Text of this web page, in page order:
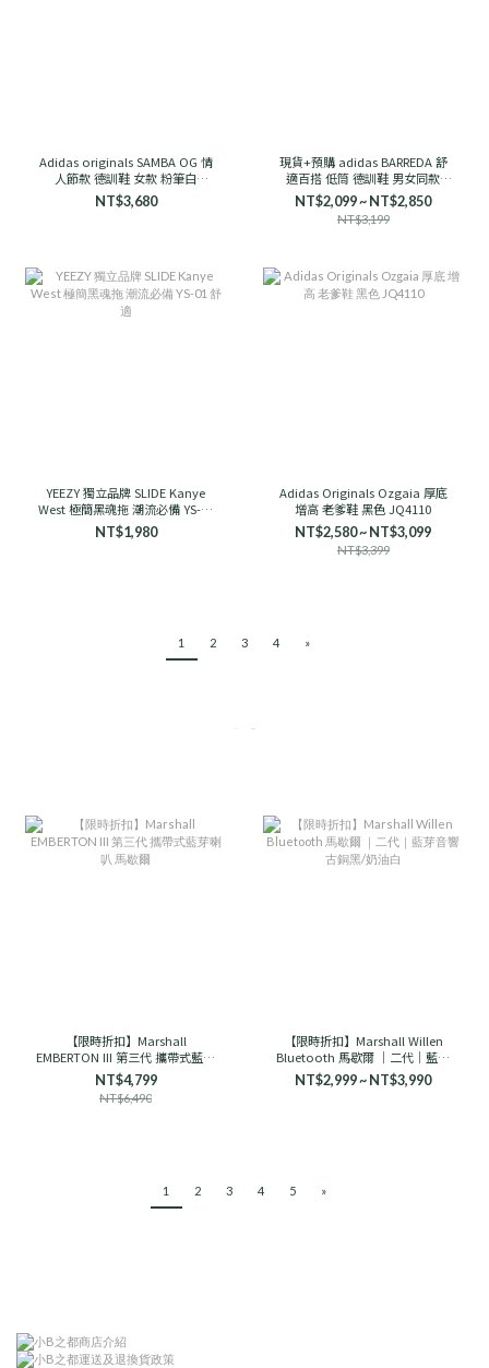
Adidas originals SAMBA OG 情
人節款 德訓鞋 女款 粉筆白
HP3658
NT$3,680
現貨+預購 adidas BARREDA 舒
適百搭 低筒 德訓鞋 男女同款
KH6999 深灰色
NT$2,099 ~ NT$2,850
NT$3,199
YEEZY 獨立品牌 SLIDE Kanye
West 極簡黑魂拖 潮流必備 YS-01
舒適
NT$1,980
Adidas Originals Ozgaia 厚底
增高 老爹鞋 黑色 JQ4110
NT$2,580 ~ NT$3,099
NT$3,399
1 2 3 4 »
【限時折扣】Marshall
EMBERTON III 第三代 攜帶式藍芽
喇叭 馬歇爾
NT$4,799
NT$6,490
【限時折扣】Marshall Willen
Bluetooth 馬歇爾 ｜二代｜藍芽
音響 古銅黑/奶油白
NT$2,999 ~ NT$3,990
1 2 3 4 5 »